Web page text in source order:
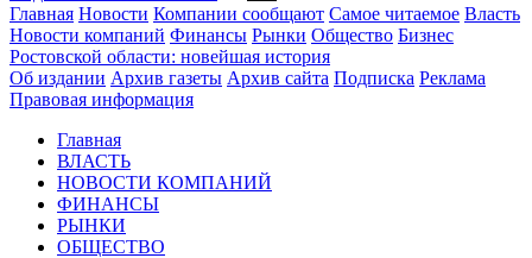
Главная Новости Компании сообщают Самое читаемое Власть
Новости компаний Финансы Рынки Общество Бизнес
Ростовской области: новейшая история
Об издании Архив газеты Архив сайта Подписка Реклама
Правовая информация
Главная
ВЛАСТЬ
НОВОСТИ КОМПАНИЙ
ФИНАНСЫ
РЫНКИ
ОБЩЕСТВО